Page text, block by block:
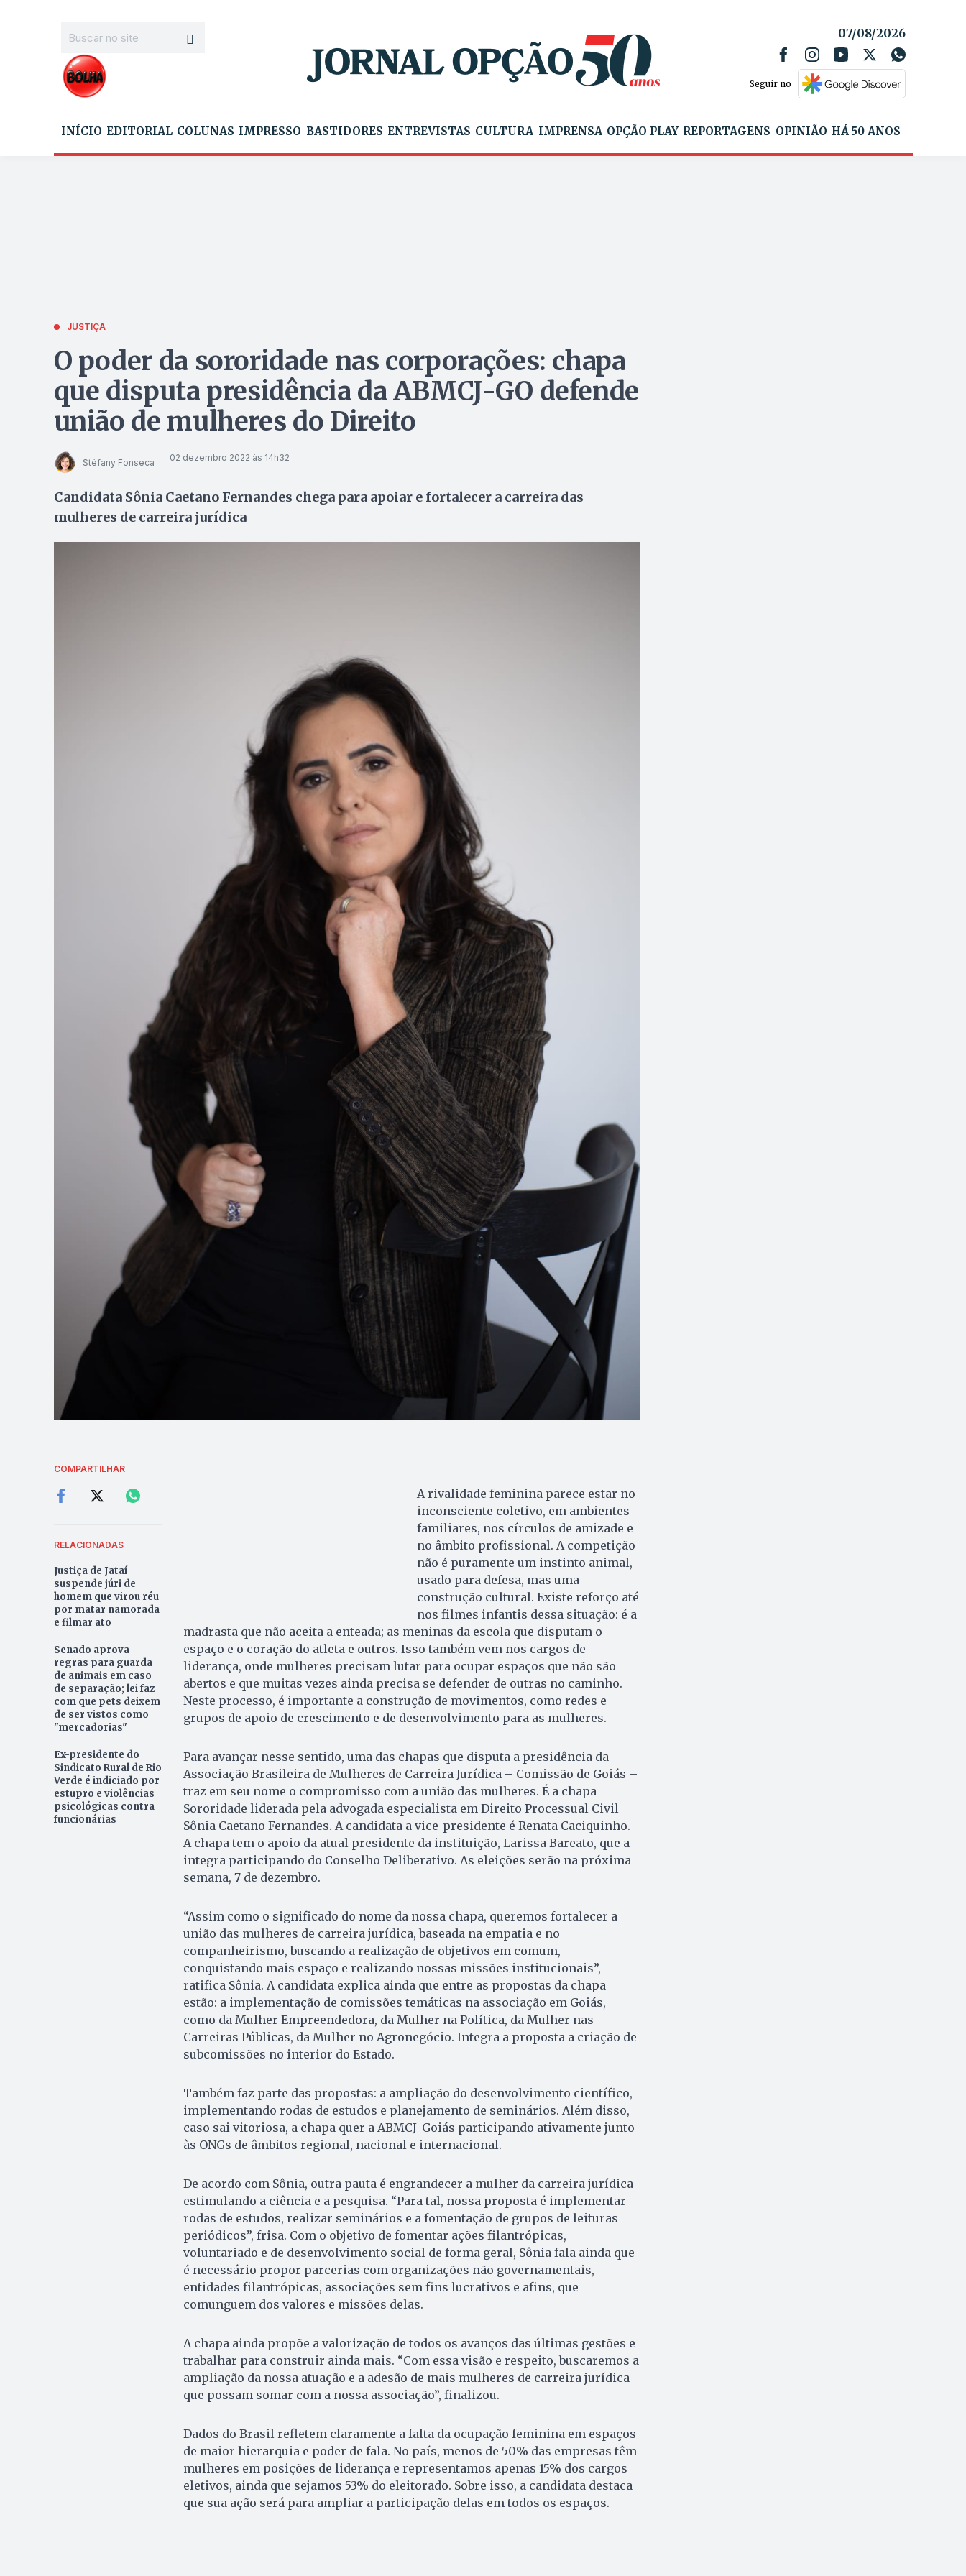
07/08/2026
Seguir no
INÍCIO EDITORIAL COLUNAS IMPRESSO BASTIDORES ENTREVISTAS CULTURA IMPRENSA OPÇÃO PLAY REPORTAGENS OPINIÃO HÁ 50 ANOS
JUSTIÇA
O poder da sororidade nas corporações: chapa
que disputa presidência da ABMCJ-GO defende
união de mulheres do Direito
Stéfany Fonseca 02 dezembro 2022 às 14h32
Candidata Sônia Caetano Fernandes chega para apoiar e fortalecer a carreira das
mulheres de carreira jurídica
COMPARTILHAR
RELACIONADAS
Justiça de Jataí
suspende júri de
homem que virou réu
por matar namorada
e filmar ato
Senado aprova
regras para guarda
de animais em caso
de separação; lei faz
com que pets deixem
de ser vistos como
"mercadorias"
Ex-presidente do
Sindicato Rural de Rio
Verde é indiciado por
estupro e violências
psicológicas contra
funcionárias
A rivalidade feminina parece estar no
inconsciente coletivo, em ambientes
familiares, nos círculos de amizade e
no âmbito profissional. A competição
não é puramente um instinto animal,
usado para defesa, mas uma
construção cultural. Existe reforço até
nos filmes infantis dessa situação: é a
madrasta que não aceita a enteada; as meninas da escola que disputam o
espaço e o coração do atleta e outros. Isso também vem nos cargos de
liderança, onde mulheres precisam lutar para ocupar espaços que não são
abertos e que muitas vezes ainda precisa se defender de outras no caminho.
Neste processo, é importante a construção de movimentos, como redes e
grupos de apoio de crescimento e de desenvolvimento para as mulheres.
Para avançar nesse sentido, uma das chapas que disputa a presidência da
Associação Brasileira de Mulheres de Carreira Jurídica – Comissão de Goiás –
traz em seu nome o compromisso com a união das mulheres. É a chapa
Sororidade liderada pela advogada especialista em Direito Processual Civil
Sônia Caetano Fernandes. A candidata a vice-presidente é Renata Caciquinho.
A chapa tem o apoio da atual presidente da instituição, Larissa Bareato, que a
integra participando do Conselho Deliberativo. As eleições serão na próxima
semana, 7 de dezembro.
“Assim como o significado do nome da nossa chapa, queremos fortalecer a
união das mulheres de carreira jurídica, baseada na empatia e no
companheirismo, buscando a realização de objetivos em comum,
conquistando mais espaço e realizando nossas missões institucionais”,
ratifica Sônia. A candidata explica ainda que entre as propostas da chapa
estão: a implementação de comissões temáticas na associação em Goiás,
como da Mulher Empreendedora, da Mulher na Política, da Mulher nas
Carreiras Públicas, da Mulher no Agronegócio. Integra a proposta a criação de
subcomissões no interior do Estado.
Também faz parte das propostas: a ampliação do desenvolvimento científico,
implementando rodas de estudos e planejamento de seminários. Além disso,
caso sai vitoriosa, a chapa quer a ABMCJ-Goiás participando ativamente junto
às ONGs de âmbitos regional, nacional e internacional.
De acordo com Sônia, outra pauta é engrandecer a mulher da carreira jurídica
estimulando a ciência e a pesquisa. “Para tal, nossa proposta é implementar
rodas de estudos, realizar seminários e a fomentação de grupos de leituras
periódicos”, frisa. Com o objetivo de fomentar ações filantrópicas,
voluntariado e de desenvolvimento social de forma geral, Sônia fala ainda que
é necessário propor parcerias com organizações não governamentais,
entidades filantrópicas, associações sem fins lucrativos e afins, que
comunguem dos valores e missões delas.
A chapa ainda propõe a valorização de todos os avanços das últimas gestões e
trabalhar para construir ainda mais. “Com essa visão e respeito, buscaremos a
ampliação da nossa atuação e a adesão de mais mulheres de carreira jurídica
que possam somar com a nossa associação”, finalizou.
Dados do Brasil refletem claramente a falta da ocupação feminina em espaços
de maior hierarquia e poder de fala. No país, menos de 50% das empresas têm
mulheres em posições de liderança e representamos apenas 15% dos cargos
eletivos, ainda que sejamos 53% do eleitorado. Sobre isso, a candidata destaca
que sua ação será para ampliar a participação delas em todos os espaços.